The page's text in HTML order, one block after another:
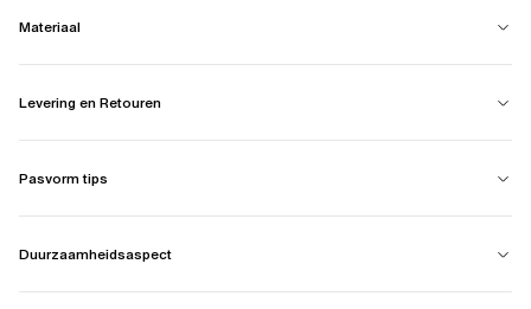
Materiaal
Levering en Retouren
Pasvorm tips
Duurzaamheidsaspect